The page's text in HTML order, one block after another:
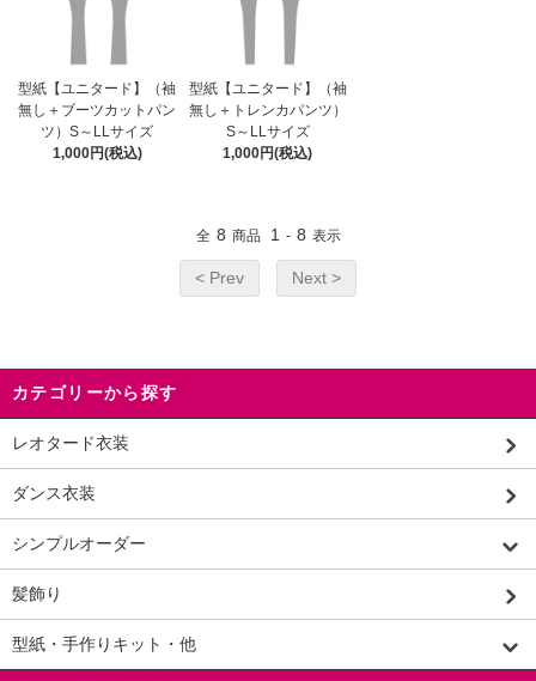
型紙【ユニタード】（袖
無し＋ブーツカットパン
ツ）S～LLサイズ
1,000円(税込)
型紙【ユニタード】（袖
無し＋トレンカパンツ）
S～LLサイズ
1,000円(税込)
全 8 商品 1 - 8 表示
< Prev Next >
カテゴリーから探す
レオタード衣装
ダンス衣装
シンプルオーダー
髪飾り
型紙・手作りキット・他